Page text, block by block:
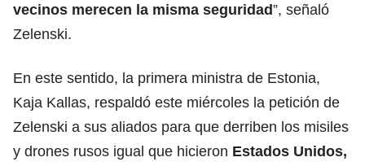
vecinos merecen la misma seguridad”, señaló
Zelenski.
En este sentido, la primera ministra de Estonia,
Kaja Kallas, respaldó este miércoles la petición de
Zelenski a sus aliados para que derriben los misiles
y drones rusos igual que hicieron Estados Unidos,